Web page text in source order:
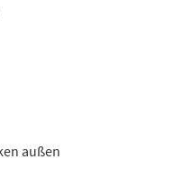
außen